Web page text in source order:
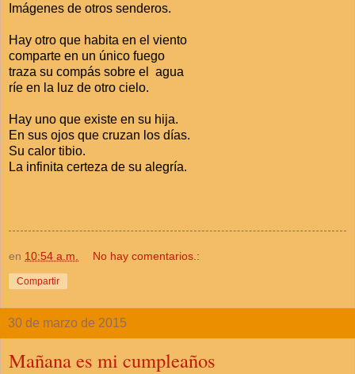
Imágenes de otros senderos.
Hay otro que habita en el viento
comparte en un único fuego
traza su compás sobre el agua
ríe en la luz de otro cielo.
Hay uno que existe en su hija.
En sus ojos que cruzan los días.
Su calor tibio.
La infinita certeza de su alegría.
en 10:54 a.m. No hay comentarios.:
Compartir
30 de marzo de 2015
Mañana es mi cumpleaños